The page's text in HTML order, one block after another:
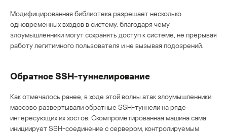
Модифицированная библиотека разрешает несколько
одновременных входов в систему, благодаря чему
злоумышленники могут сохранять доступ к системе, не прерывая
работу легитимного пользователя и не вызывая подозрений.
Обратное SSH-туннелирование
Как отмечалось ранее, в ходе этой волны атак злоумышленники
массово развертывали обратные SSH-туннели на ряде
интересующих их хостов. Скомпрометированная машина сама
инициирует SSH-соединение с сервером, контролируемым